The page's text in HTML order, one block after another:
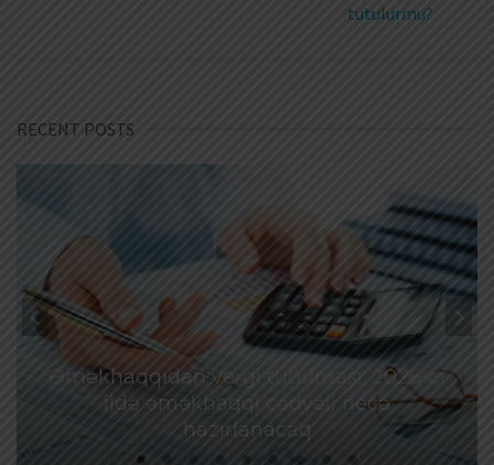
tutulurmu?
RECENT POSTS
Əməkhaqqıdan vergi tutulması: 2026-cı
ildə əməkhaqqı cədvəli necə
hazırlanacaq